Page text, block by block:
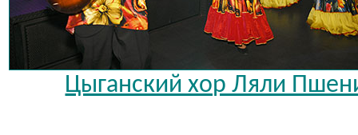
Цыганский хор Ляли